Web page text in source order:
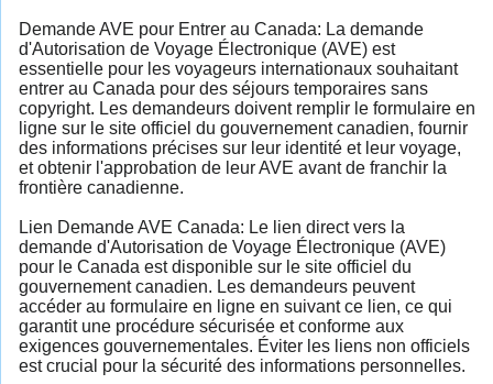
Demande AVE pour Entrer au Canada: La demande
d'Autorisation de Voyage Électronique (AVE) est
essentielle pour les voyageurs internationaux souhaitant
entrer au Canada pour des séjours temporaires sans
copyright. Les demandeurs doivent remplir le formulaire en
ligne sur le site officiel du gouvernement canadien, fournir
des informations précises sur leur identité et leur voyage,
et obtenir l'approbation de leur AVE avant de franchir la
frontière canadienne.
Lien Demande AVE Canada: Le lien direct vers la
demande d'Autorisation de Voyage Électronique (AVE)
pour le Canada est disponible sur le site officiel du
gouvernement canadien. Les demandeurs peuvent
accéder au formulaire en ligne en suivant ce lien, ce qui
garantit une procédure sécurisée et conforme aux
exigences gouvernementales. Éviter les liens non officiels
est crucial pour la sécurité des informations personnelles.